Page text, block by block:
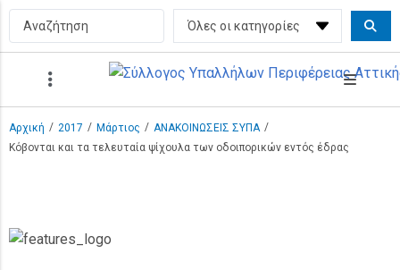
Αρχική / 2017 / Μάρτιος / ΑΝΑΚΟΙΝΩΣΕΙΣ ΣΥΠΑ /
Κόβονται και τα τελευταία ψίχουλα των οδοιπορικών εντός έδρας